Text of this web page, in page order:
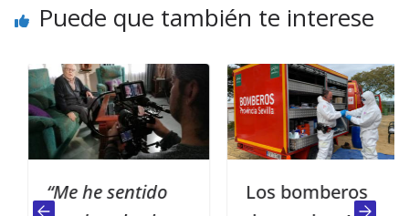
Puede que también te interese
“Me he sentido
Los bomberos